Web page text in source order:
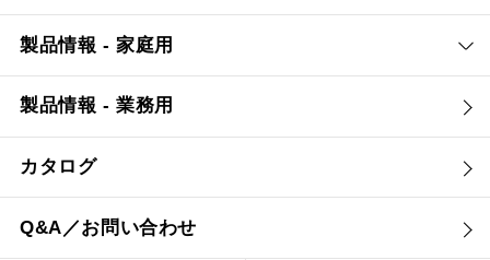
製品情報 - 家庭用
製品情報 - 業務用
カタログ
Q&A／お問い合わせ